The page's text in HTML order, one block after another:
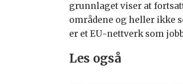
grunnlaget viser at
områdene og heller ikke
er et EU-nettverk som
Les også